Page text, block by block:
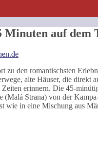
auf dem
zu den romantischsten
alte Häuser, die direkt
erinnern. Die 45-
Strana) von der
wie in eine Mischung aus